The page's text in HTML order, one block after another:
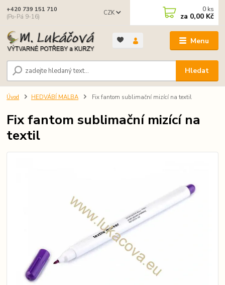
Menu
CZK
Hledat
+420 739 151 710
(Po-Pá 9-16)
0 ks
za 0,00 Kč
Úvod HEDVÁBÍ MALBA Fix fantom sublimační mizící na textil
Fix fantom sublimační mizící na
textil